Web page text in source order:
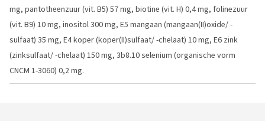
mg, pantotheenzuur (vit. B5) 57 mg, biotine (vit. H) 0,4 mg, folinezuur
(vit. B9) 10 mg, inositol 300 mg, E5 mangaan (mangaan(II)oxide/ -
sulfaat) 35 mg, E4 koper (koper(II)sulfaat/ -chelaat) 10 mg, E6 zink
(zinksulfaat/ -chelaat) 150 mg, 3b8.10 selenium (organische vorm
CNCM 1-3060) 0,2 mg.